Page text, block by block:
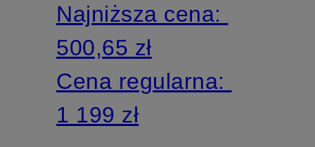
Najniższa cena:
500,65 zł
Cena regularna:
1 199 zł